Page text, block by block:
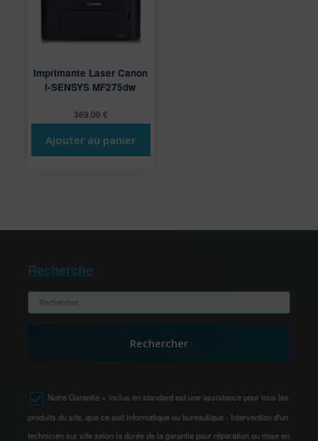
Imprimante Laser Canon
I-SENSYS MF275dw
369,00 €
Ajouter au panier
Recherche
Rechercher
Notre Garantie + inclus en standard est une assistance pour tous les
produits du site, que ce soit informatique ou bureautique - Intervention d'un
technicien sur site selon la durée de la garantie pour réparation ou mise en